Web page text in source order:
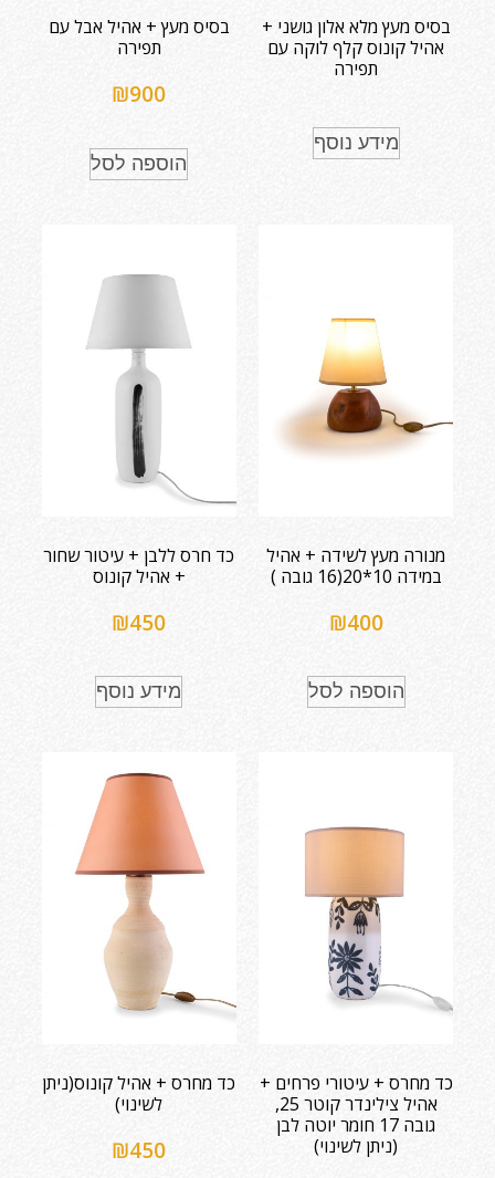
בסיס מעץ מלא אלון גושני +
אהיל קונוס קלף לוקה עם
תפירה
מידע נוסף
בסיס מעץ + אהיל אבל עם
תפירה
₪900
הוספה לסל
מנורה מעץ לשידה + אהיל
במידה 10*20(16 גובה )
₪400
הוספה לסל
כד חרס ללבן + עיטור שחור
+ אהיל קונוס
₪450
מידע נוסף
כד מחרס + עיטורי פרחים +
אהיל צילינדר קוטר 25,
גובה 17 חומר יוטה לבן
(ניתן לשינוי)
כד מחרס + אהיל קונוס(ניתן
לשינוי)
₪450